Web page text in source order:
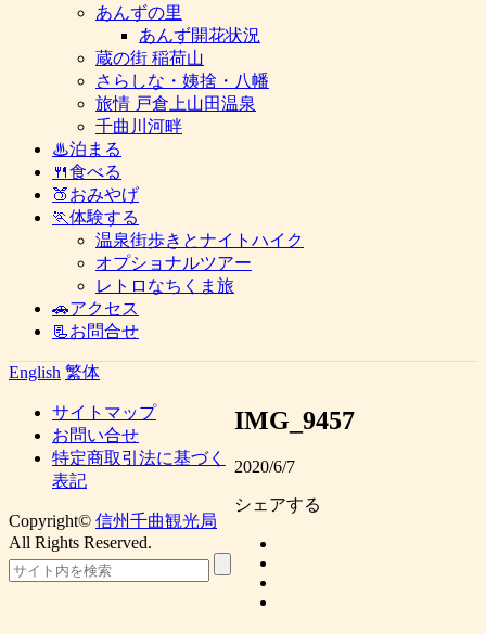
あんずの里
あんず開花状況
蔵の街 稲荷山
さらしな・姨捨・八幡
旅情 戸倉上山田温泉
千曲川河畔
♨泊まる
🍴食べる
🍑おみやげ
🏃体験する
温泉街歩きとナイトハイク
オプショナルツアー
レトロなちくま旅
🚗アクセス
📃お問合せ
English 繁体
IMG_9457
2020/6/7
シェアする
サイトマップ
お問い合せ
特定商取引法に基づく
表記
Copyright© 信州千曲観光局
All Rights Reserved.